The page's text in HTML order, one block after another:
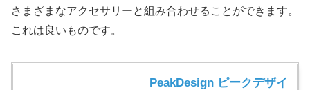
さまざまなアクセサリーと組み合わせることができます。
これは良いものです。
PeakDesign ピークデザイ